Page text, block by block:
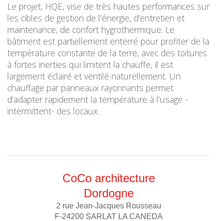
Le projet, HQE, vise de très hautes performances sur
les cibles de gestion de l’énergie, d’entretien et
maintenance, de confort hygrothermique. Le
bâtiment est partiellement enterré pour profiter de la
température constante de la terre, avec des toitures
à fortes inerties qui limitent la chauffe, il est
largement éclairé et ventilé naturellement. Un
chauffage par panneaux rayonnants permet
d’adapter rapidement la température à l’usage -
intermittent- des locaux.
CoCo architecture
Dordogne
2 rue Jean-Jacques Rousseau
F-24200 SARLAT LA CANEDA